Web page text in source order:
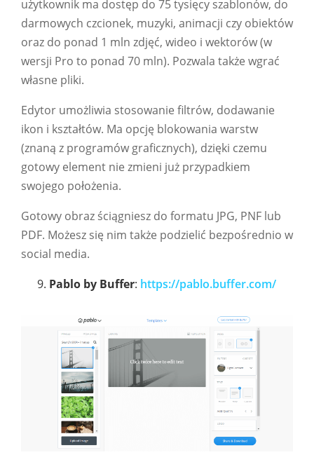
użytkownik ma dostęp do 75 tysięcy szablonów, do
darmowych czcionek, muzyki, animacji czy obiektów
oraz do ponad 1 mln zdjęć, wideo i wektorów (w
wersji Pro to ponad 70 mln). Pozwala także wgrać
własne pliki.
Edytor umożliwia stosowanie filtrów, dodawanie
ikon i kształtów. Ma opcję blokowania warstw
(znaną z programów graficznych), dzięki czemu
gotowy element nie zmieni już przypadkiem
swojego położenia.
Gotowy obraz ściągniesz do formatu JPG, PNF lub
PDF. Możesz się nim także podzielić bezpośrednio w
social media.
Pablo by Buffer: https://pablo.buffer.com/